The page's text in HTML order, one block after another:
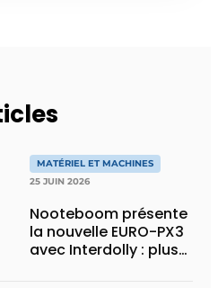
MATÉRIEL ET MACHINES
25 JUIN 2026
Nooteboom présente
la nouvelle EURO-PX3
avec Interdolly : plus